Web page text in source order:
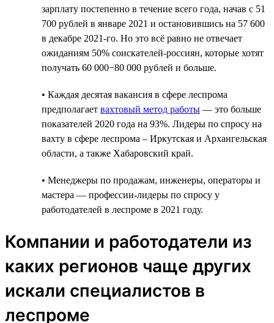
зарплату постепенно в течение всего года, начав с 51
700 рублей в январе 2021 и остановившись на 57 600
в декабре 2021-го. Но это всё равно не отвечает
ожиданиям 50% соискателей-россиян, которые хотят
получать 60 000−80 000 рублей и больше.
• Каждая десятая вакансия в сфере леспрома
предполагает вахтовый метод работы — это больше
показателей 2020 года на 93%. Лидеры по спросу на
вахту в сфере леспрома – Иркутская и Архангельская
области, а также Хабаровский край.
• Менеджеры по продажам, инженеры, операторы и
мастера — профессии-лидеры по спросу у
работодателей в леспроме в 2021 году.
Компании и работодатели из
каких регионов чаще других
искали специалистов в
леспроме